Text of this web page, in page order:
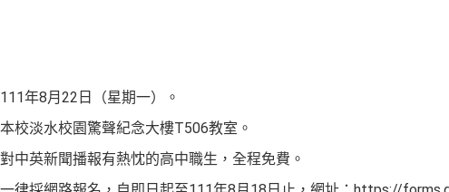
年8月22日（星期一）。
校淡水校園驚聲紀念大樓T506教室。
中英新聞播報有熱忱的高中職生，全程免費。